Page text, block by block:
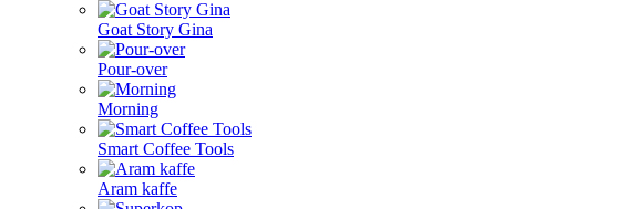
Goat Story Gina
Pour-over
Morning
Smart Coffee Tools
Aram kaffe